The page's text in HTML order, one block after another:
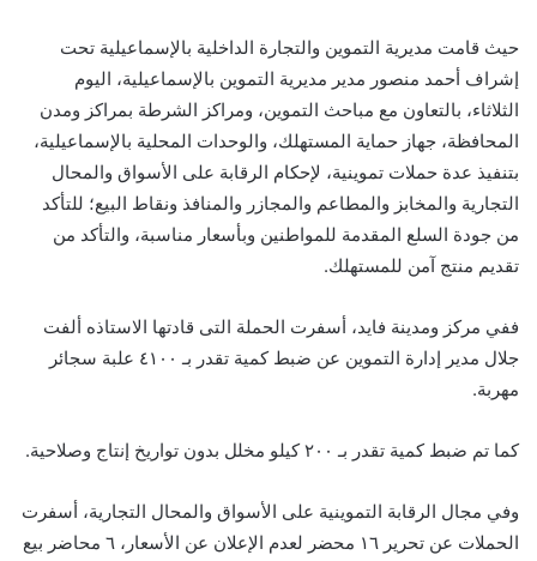
حيث ‏‎قامت مديرية التموين والتجارة الداخلية بالإسماعيلية تحت
إشراف أحمد منصور مدير مديرية التموين بالإسماعيلية، اليوم
الثلاثاء، بالتعاون مع مباحث التموين، ومراكز الشرطة بمراكز ومدن
المحافظة، جهاز حماية المستهلك، والوحدات المحلية بالإسماعيلية،
بتنفيذ عدة حملات تموينية، لإحكام الرقابة على الأسواق والمحال
التجارية والمخابز والمطاعم والمجازر والمنافذ ونقاط البيع؛ للتأكد
من جودة السلع المقدمة للمواطنين وبأسعار مناسبة، والتأكد من
تقديم منتج آمن للمستهلك.
ففي مركز ومدينة فايد، أسفرت الحملة التى قادتها الاستاذه ألفت
جلال مدير إدارة التموين عن ضبط كمية تقدر بـ ٤١٠٠ علبة سجائر
مهربة.
كما تم ضبط كمية تقدر بـ ٢٠٠ كيلو مخلل بدون تواريخ إنتاج وصلاحية.
وفي مجال الرقابة التموينية على الأسواق والمحال التجارية، أسفرت
الحملات عن تحرير ١٦ محضر لعدم الإعلان عن الأسعار، ٦ محاضر بيع